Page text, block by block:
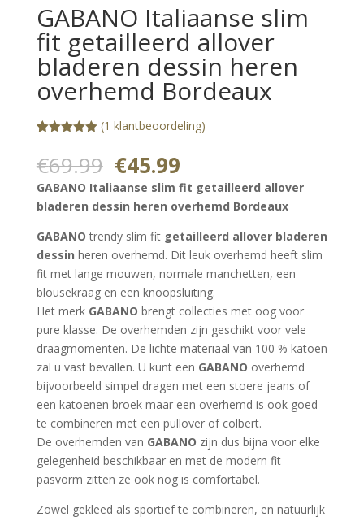
GABANO Italiaanse slim
fit getailleerd allover
bladeren dessin heren
overhemd Bordeaux
gebaseerd
klantbeoorde
ling
(1 klantbeoordeling)
€69.99 Oorspronkelijke
prijs
was:
€69.99.
€45.99Huidige
prijs
is:
€45.99.
GABANO Italiaanse slim fit getailleerd allover
bladeren dessin heren overhemd Bordeaux
GABANO trendy slim fit getailleerd allover bladeren
dessin heren overhemd. Dit leuk overhemd heeft slim
fit met lange mouwen, normale manchetten, een
blousekraag en een knoopsluiting.
Het merk GABANO brengt collecties met oog voor
pure klasse. De overhemden zijn geschikt voor vele
draagmomenten. De lichte materiaal van 100 % katoen
zal u vast bevallen. U kunt een GABANO overhemd
bijvoorbeeld simpel dragen met een stoere jeans of
een katoenen broek maar een overhemd is ook goed
te combineren met een pullover of colbert.
De overhemden van GABANO zijn dus bijna voor elke
gelegenheid beschikbaar en met de modern fit
pasvorm zitten ze ook nog is comfortabel.
Zowel gekleed als sportief te combineren, en natuurlijk